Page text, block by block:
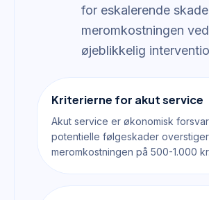
for eskalerende
meromkostningen ved
øjeblikkelig
Kriterierne for akut service
Akut service er økonomisk
potentielle følgeskader overstiger
meromkostningen på 500-1.000 kr.